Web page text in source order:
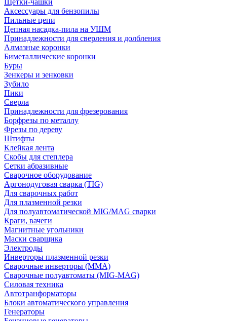
Щетки-чашки
Аксессуары для бензопилы
Пильные цепи
Цепная насадка-пила на УШМ
Принадлежности для сверления и долбления
Алмазные коронки
Биметаллические коронки
Буры
Зенкеры и зенковки
Зубило
Пики
Сверла
Принадлежности для фрезерования
Борфрезы по металлу
Фрезы по дереву
Штифты
Клейкая лента
Скобы для степлера
Сетки абразивные
Сварочное оборудование
Аргонодуговая сварка (TIG)
Для сварочных работ
Для плазменной резки
Для полуавтоматической MIG/MAG сварки
Краги, вачеги
Магнитные угольники
Маски сварщика
Электроды
Инверторы плазменной резки
Сварочные инверторы (MMA)
Сварочные полуавтоматы (MIG-MAG)
Силовая техника
Автотранформаторы
Блоки автоматического управления
Генераторы